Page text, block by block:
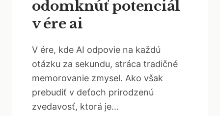
odomknúť potenciál
v ére ai
V ére, kde AI odpovie na každú
otázku za sekundu, stráca tradičné
memorovanie zmysel. Ako však
prebudiť v deťoch prirodzenú
zvedavosť, ktorá je...